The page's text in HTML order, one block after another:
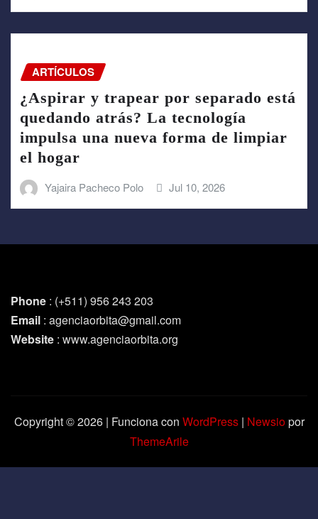
ARTÍCULOS
¿Aspirar y trapear por separado está
quedando atrás? La tecnología
impulsa una nueva forma de limpiar
el hogar
Yajaira Pacheco Polo Jul 10, 2026
Phone : (+511) 956 243 203
Email : agenciaorbita@gmail.com
Website : www.agenciaorbita.org
Copyright © 2026 | Funciona con WordPress | Newsiopor
ThemeArile